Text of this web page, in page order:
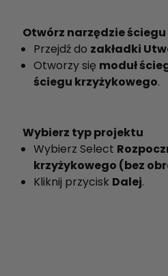
Otwórz narzędzie
Przejdź do zakładki
Otworzy się moduł
ściegu krzyżykowego.
Wybierz typ projektu
Wybierz Select
krzyżykowego (bez
Kliknij przycisk Dalej.